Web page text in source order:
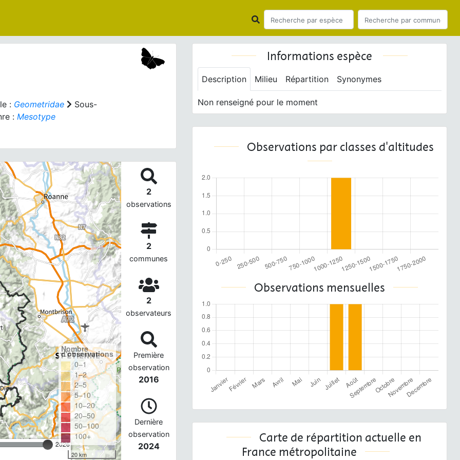
: Geometridae
Sous-
: Mesotype
2026
Nombre
d'observations
0–1
1–2
2–5
5–10
10–20
20–50
50–100
100+
20 km
2
observations
2
communes
2
observateurs
Première
observation
2016
Dernière
observation
2024
Informations espèce
Description Milieu Répartition Synonymes
Non renseigné pour le moment
Observations par classes d'altitudes
Observations mensuelles
Carte de répartition actuelle en
France métropolitaine